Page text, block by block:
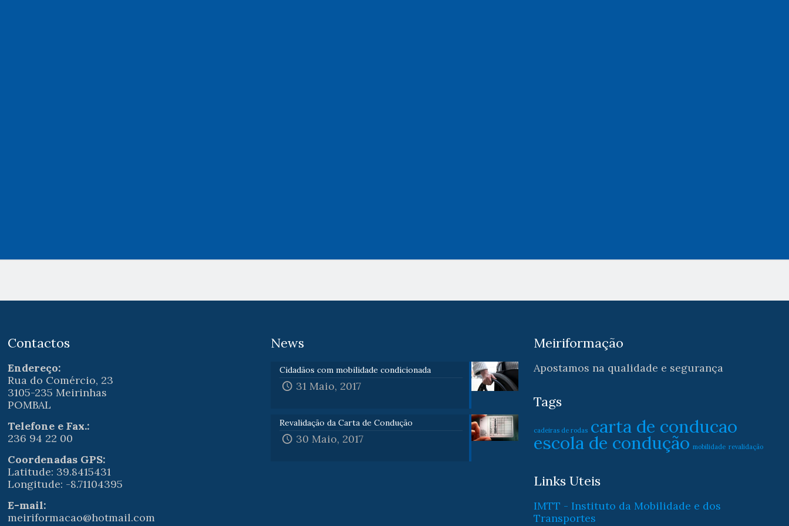
Contactos
Endereço:
Rua do Comércio, 23
3105-235 Meirinhas
POMBAL
Telefone e Fax.:
236 94 22 00
Coordenadas GPS:
Latitude: 39.8415431
Longitude: -8.71104395
E-mail:
meiriformacao@hotmail.com
News
Cidadãos com mobilidade condicionada
31 Maio, 2017
Revalidação da Carta de Condução
30 Maio, 2017
Meiriformação
Apostamos na qualidade e segurança
Tags
cadeiras de rodas carta de conducao
escola de condução mobilidade revalidação
Links Uteis
IMTT - Instituto da Mobilidade e dos
Transportes